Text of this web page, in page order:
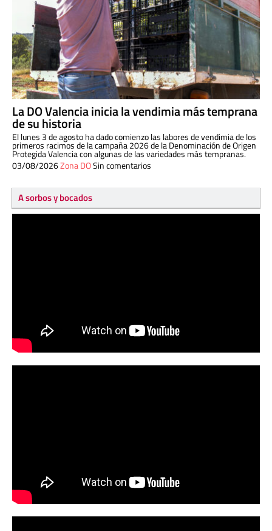
La DO Valencia inicia la vendimia más temprana
de su historia
El lunes 3 de agosto ha dado comienzo las labores de vendimia de los
primeros racimos de la campaña 2026 de la Denominación de Origen
Protegida Valencia con algunas de las variedades más tempranas.
03/08/2026Zona DOSin comentarios
A sorbos y bocados